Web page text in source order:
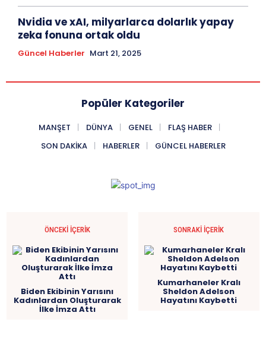
Nvidia ve xAI, milyarlarca dolarlık yapay
zeka fonuna ortak oldu
Güncel Haberler Mart 21, 2025
Popüler Kategoriler
MANŞET DÜNYA GENEL
FLAŞ HABER
SON DAKIKA
HABERLER GÜNCEL HABERLER
ÖNCEKI İÇERIK
Biden Ekibinin Yarısını
Kadınlardan Oluşturarak
İlke İmza Attı
SONRAKI İÇERIK
Kumarhaneler Kralı
Sheldon Adelson
Hayatını Kaybetti